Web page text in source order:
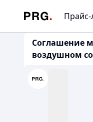
Прайс-
Соглашение
воздушном